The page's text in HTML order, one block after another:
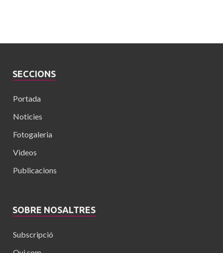
SECCIONS
Portada
Noticies
Fotogaleria
Videos
Publicacions
SOBRE NOSALTRES
Subscripció